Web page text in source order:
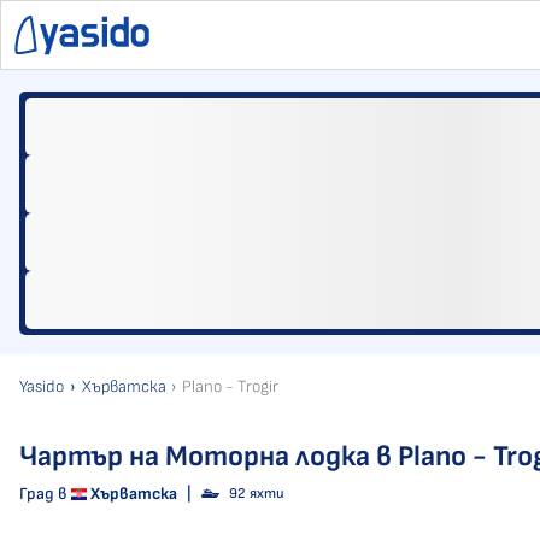
Yasido Хърватска Plano - Trogir
Чартър на Моторна лодка в Plano -
Град в Хърватска 92 яхти